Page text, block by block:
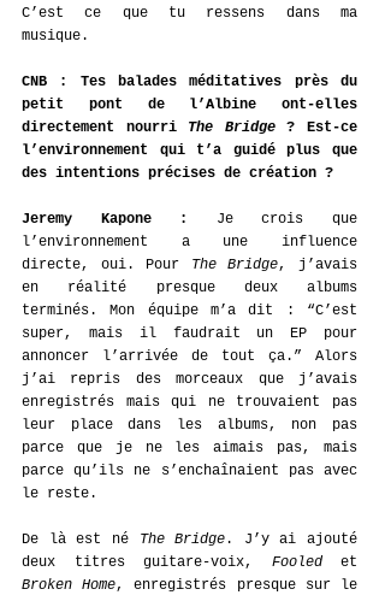
C’est ce que tu ressens dans ma
musique.
CNB : Tes balades méditatives près du
petit pont de l’Albine ont-elles
directement nourri The Bridge ? Est-ce
l’environnement qui t’a guidé plus que
des intentions précises de création ?
Jeremy Kapone : Je crois que
l’environnement a une influence
directe, oui. Pour The Bridge, j’avais
en réalité presque deux albums
terminés. Mon équipe m’a dit : “C’est
super, mais il faudrait un EP pour
annoncer l’arrivée de tout ça.” Alors
j’ai repris des morceaux que j’avais
enregistrés mais qui ne trouvaient pas
leur place dans les albums, non pas
parce que je ne les aimais pas, mais
parce qu’ils ne s’enchaînaient pas avec
le reste.
De là est né The Bridge. J’y ai ajouté
deux titres guitare-voix, Fooled
Broken Home, enregistrés presque sur le